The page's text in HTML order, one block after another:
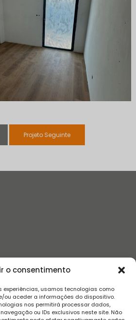
o consentimento
experiências, usamos tecnologias como
ou aceder a informações do dispositivo.
nos permitirá processar dados,
ou IDs exclusivos neste site. Não
Projeto Seguinte